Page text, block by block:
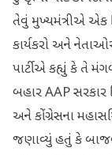
તેવું મુખ્યમંત્રીએ એક
કાર્યકરો અને
પાર્ટીએ કહ્યું કે તે
બહાર AAP સરકાર
અને કોંગ્રેસના
જણાવ્યું હતું કે